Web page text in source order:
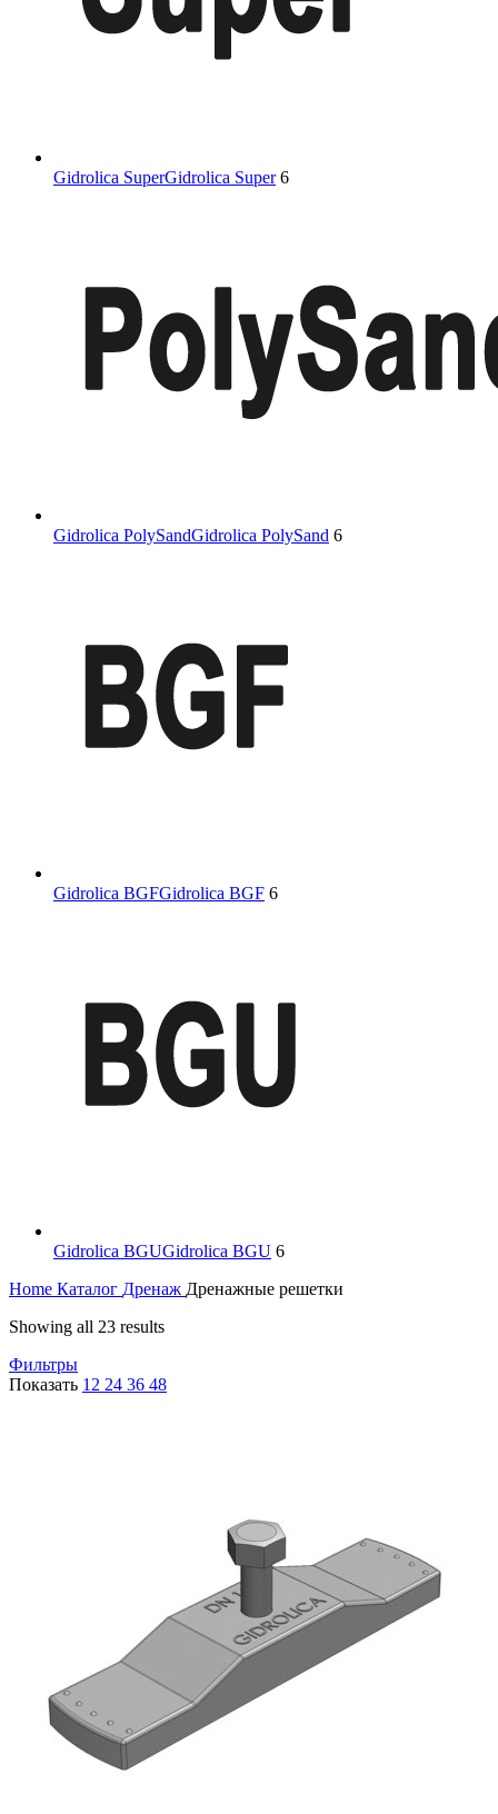
Gidrolica SuperGidrolica Super 6
Gidrolica PolySandGidrolica PolySand 6
Gidrolica BGFGidrolica BGF 6
Gidrolica BGUGidrolica BGU 6
Home Каталог Дренаж Дренажные решетки
Showing all 23 results
Фильтры
Показать 12 24 36 48